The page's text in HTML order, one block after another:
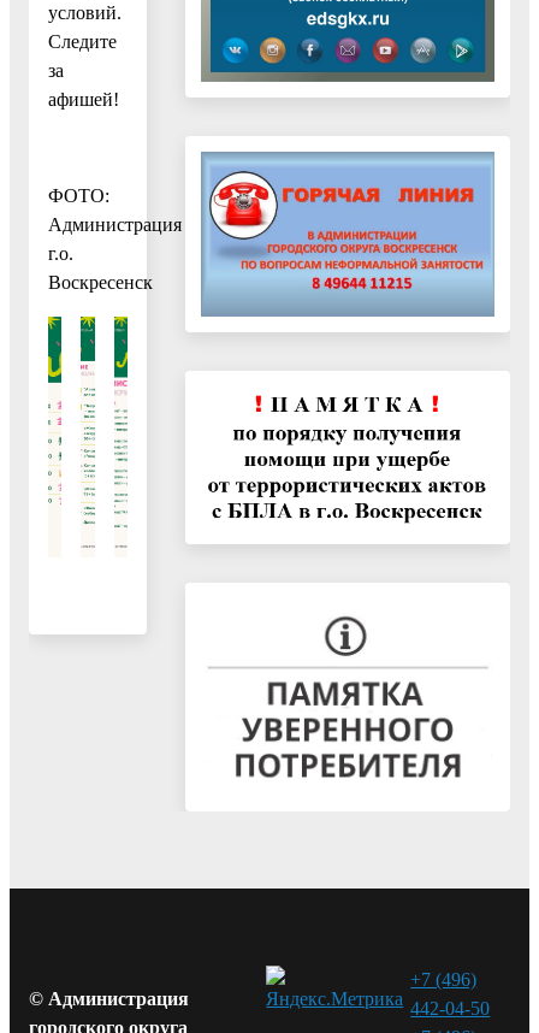
условий.
Следите
за
афишей!
ФОТО:
Администрация
г.о.
Воскресенск
© Администрация
городского округа
+7 (496)
442-04-50